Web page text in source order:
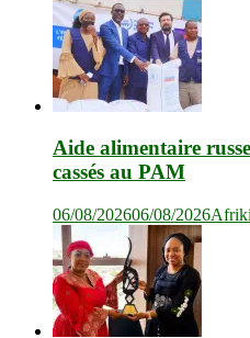
Aide alimentaire
cassés au PAM
06/08/202606/08/2026